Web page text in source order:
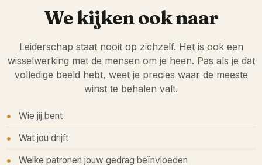
We kijken ook naar
Leiderschap staat nooit op zichzelf. Het is ook een
wisselwerking met de mensen om je heen. Pas als je dat
volledige beeld hebt, weet je precies waar de meeste
winst te behalen valt.
Wie jij bent
Wat jou drijft
Welke patronen jouw gedrag beïnvloeden